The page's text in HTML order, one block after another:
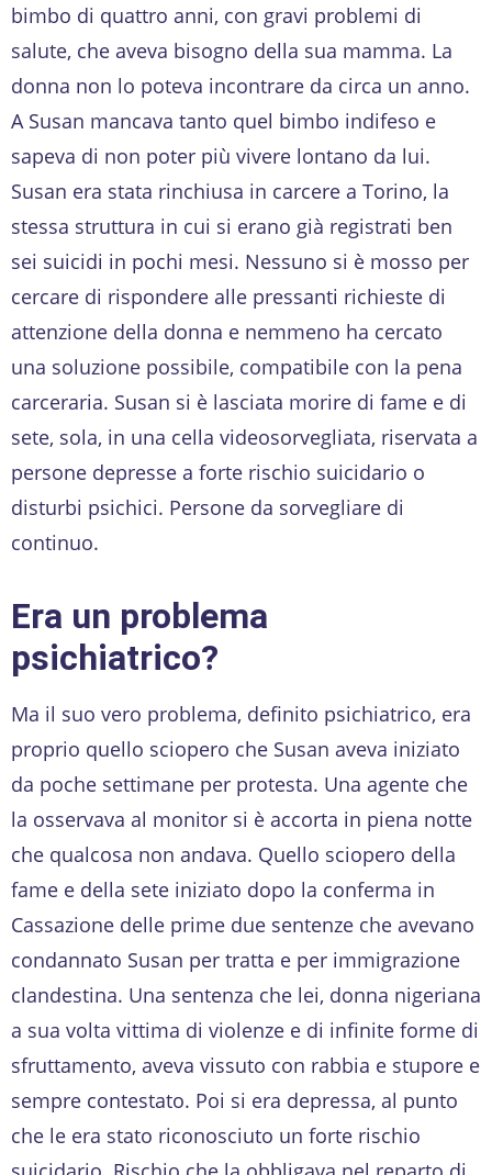
bimbo di quattro anni, con gravi problemi di
salute, che aveva bisogno della sua mamma. La
donna non lo poteva incontrare da circa un anno.
A Susan mancava tanto quel bimbo indifeso e
sapeva di non poter più vivere lontano da lui.
Susan era stata rinchiusa in carcere a Torino, la
stessa struttura in cui si erano già registrati ben
sei suicidi in pochi mesi. Nessuno si è mosso per
cercare di rispondere alle pressanti richieste di
attenzione della donna e nemmeno ha cercato
una soluzione possibile, compatibile con la pena
carceraria. Susan si è lasciata morire di fame e di
sete, sola, in una cella videosorvegliata, riservata a
persone depresse a forte rischio suicidario o
disturbi psichici. Persone da sorvegliare di
continuo.
Era un problema
psichiatrico?
Ma il suo vero problema, definito psichiatrico, era
proprio quello sciopero che Susan aveva iniziato
da poche settimane per protesta. Una agente che
la osservava al monitor si è accorta in piena notte
che qualcosa non andava. Quello sciopero della
fame e della sete iniziato dopo la conferma in
Cassazione delle prime due sentenze che avevano
condannato Susan per tratta e per immigrazione
clandestina. Una sentenza che lei, donna nigeriana
a sua volta vittima di violenze e di infinite forme di
sfruttamento, aveva vissuto con rabbia e stupore e
sempre contestato. Poi si era depressa, al punto
che le era stato riconosciuto un forte rischio